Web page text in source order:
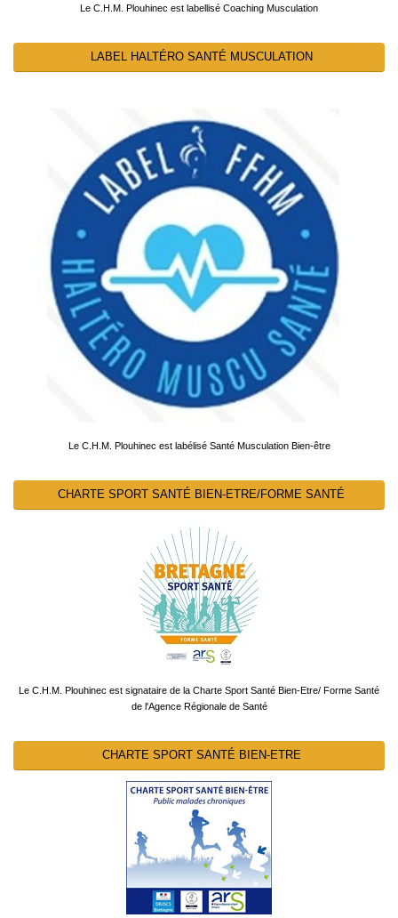
Le C.H.M. Plouhinec est labellisé Coaching Musculation
LABEL HALTÉRO SANTÉ MUSCULATION
Le C.H.M. Plouhinec est labélisé Santé Musculation Bien-être
CHARTE SPORT SANTÉ BIEN-ETRE/FORME SANTÉ
Le C.H.M. Plouhinec est signataire de la Charte Sport Santé Bien-Etre/ Forme Santé
de l'Agence Régionale de Santé
CHARTE SPORT SANTÉ BIEN-ETRE